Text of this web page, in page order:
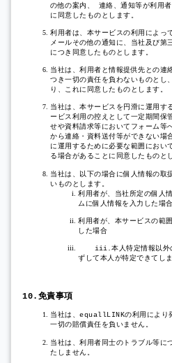
の他の案内、
連絡、通知等が利用
に同意したものとします。
利用者は、本サービスの利用によっ
メールその他の通知に、当社及び第
につき同意したものとします。
当社は、利用者と情報提供先との連
つき一切の責任を負わないものとし
り、これに同意したものとします。
当社は、本サービスを円滑に運用す
ービス利用の控えとして一定期間保
せや資料請求等においてフォーム等
から連絡・資料送付等ができない場
に運用するために必要な範囲におい
る場合があることに同意したものと
当社は、以下の場合に個人情報の取
いものとします。
利用者が、当社所定の個人
ムに個人情報を入力した場合
利用者が、本サービスの範
した場合
iii.本人特定情報以
ずして本人が特定できてし
10. 免責事項
当社は、 equallLINKの利用により
一切の賠償責任を負いません。
当社は、利用者同士のトラブル等に
たしません。